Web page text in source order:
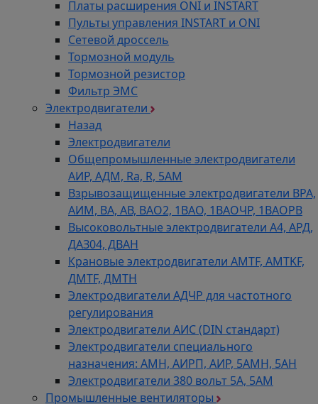
Платы расширения ONI и INSTART
Пульты управления INSTART и ONI
Сетевой дроссель
Тормозной модуль
Тормозной резистор
Фильтр ЭМС
Электродвигатели
Назад
Электродвигатели
Общепромышленные электродвигатели
АИР, АДМ, Ra, R, 5AM
Взрывозащищенные электродвигатели ВРА,
АИМ, ВА, АВ, ВАO2, 1ВАО, 1ВАОЧР, 1ВАОРВ
Высоковольтные электродвигатели A4, АРД,
ДАЗ04, ДВАН
Крановые электродвигатели AMTF, AMTKF,
ДMTF, ДМТН
Электродвигатели АДЧР для частотного
регулирования
Электродвигатели АИС (DIN стандарт)
Электродвигатели специального
назначения: АМН, АИРП, АИР, 5АМН, 5АН
Электродвигатели 380 вольт 5А, 5АМ
Промышленные вентиляторы